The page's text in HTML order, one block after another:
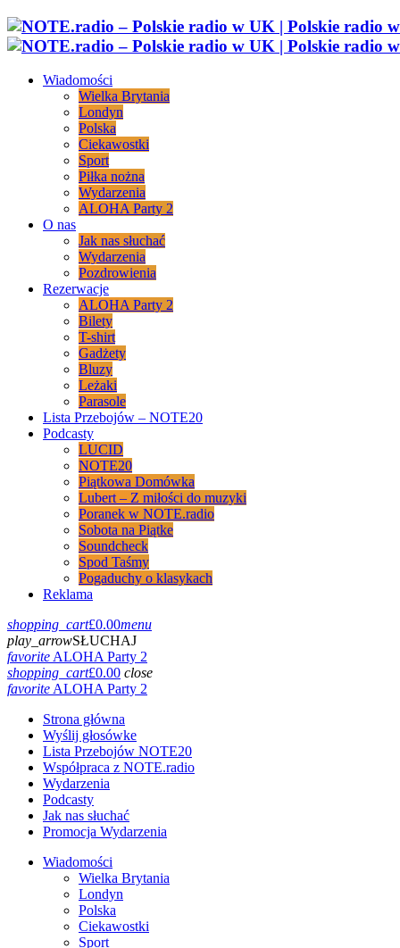
Wiadomości
Wielka Brytania
Londyn
Polska
Ciekawostki
Sport
Piłka nożna
Wydarzenia
ALOHA Party 2
O nas
Jak nas słuchać
Wydarzenia
Pozdrowienia
Rezerwacje
ALOHA Party 2
Bilety
T-shirt
Gadżety
Bluzy
Leżaki
Parasole
Lista Przebojów – NOTE20
Podcasty
LUCID
NOTE20
Piątkowa Domówka
Lubert – Z miłości do muzyki
Poranek w NOTE.radio
Sobota na Piątke
Soundcheck
Spod Taśmy
Pogaduchy o klasykach
Reklama
shopping_cart£0.00menu
play_arrowSŁUCHAJ
favoriteALOHA Party 2
shopping_cart£0.00 close
favoriteALOHA Party 2
Strona główna
Wyślij głosówke
Lista Przebojów NOTE20
Współpraca z NOTE.radio
Wydarzenia
Podcasty
Jak nas słuchać
Promocja Wydarzenia
Wiadomości
Wielka Brytania
Londyn
Polska
Ciekawostki
Sport